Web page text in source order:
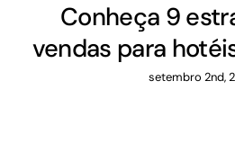
Conheça 9
vendas para
setembro 2nd,